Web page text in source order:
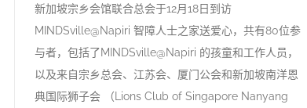
新加坡宗乡会馆联合总会于12月18日到访
MINDSville@Napiri 智障人士之家送爱心，共有80位参
与者，包括了MINDSville@Napiri 的孩童和工作人员，
以及来自宗乡总会、江苏会、厦门公会和新加坡南洋恩
典国际狮子会 （Lions Club of Singapore Nanyang